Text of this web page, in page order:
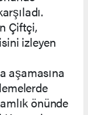
Çiftçi,
izleyen
aşamasına
önünde